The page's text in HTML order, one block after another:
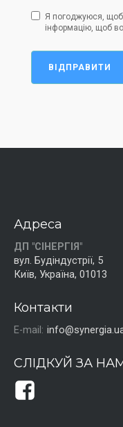
Я погоджуюся, щоб
інформацію, щоб
ВІДПРАВИТИ
Адреса
ДП "СІНЕРГІЯ"
вул. Будіндустрії, 5
Київ, Україна, 01013
Контакти
E-mail:
СЛІДКУЙ ЗА